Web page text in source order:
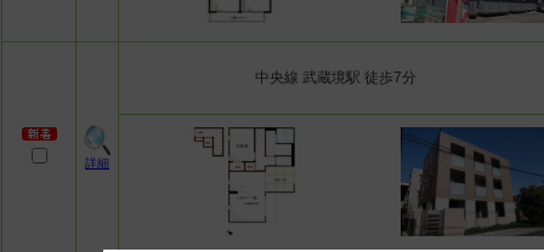
詳細
中央線 武蔵境駅 徒歩7分